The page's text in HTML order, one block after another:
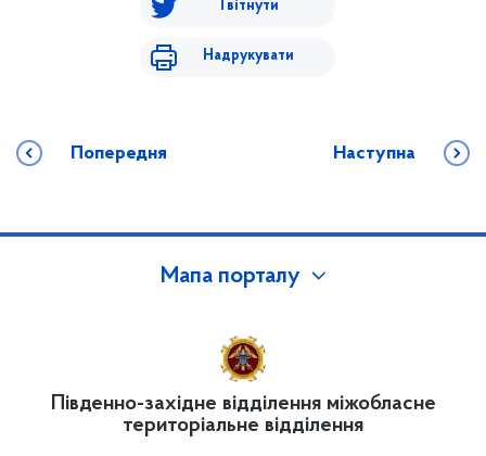
Твітнути
Надрукувати
Попередня Наступна
Мапа порталу
Південно-західне відділення міжобласне
територіальне відділення